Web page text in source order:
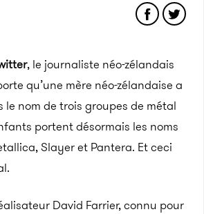
, le journaliste néo-zélandais
qu’une mère néo-zélandaise a
le nom de trois groupes de métal
portent désormais les noms
Slayer et Pantera. Et ceci
David Farrier, connu pour